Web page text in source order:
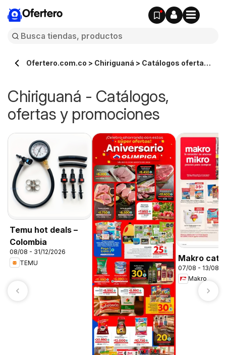
Ofertero
Ofertero.com.co > Chiriguaná > Catálogos ofertas
Chiriguaná - Catálogos,
ofertas y promociones
Temu hot deals –
Colombia
08/08 - 31/12/2026
TEMU
Makro
07/08 - 13/08/
Makro